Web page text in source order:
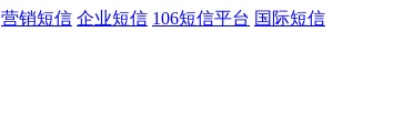
营销短信 企业短信 106短信平台 国际短信